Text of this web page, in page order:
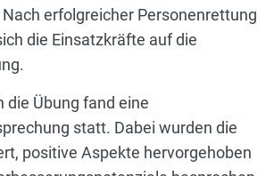
erfolgreicher Personenrettung
die Einsatzkräfte auf die
die Übung fand eine
statt. Dabei wurden die
positive Aspekte hervorgehoben